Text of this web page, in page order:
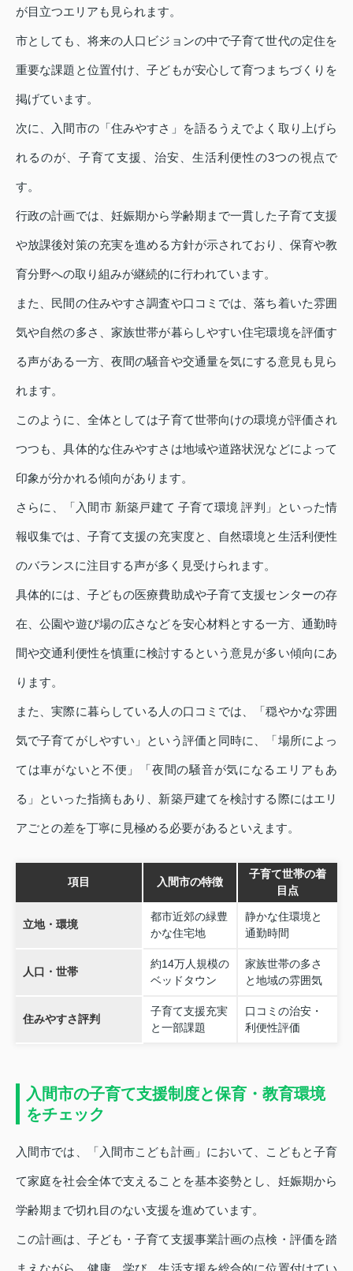
が目立つエリアも見られます。
市としても、将来の人口ビジョンの中で子育て世代の定住を
重要な課題と位置付け、子どもが安心して育つまちづくりを
掲げています。
次に、入間市の「住みやすさ」を語るうえでよく取り上げら
れるのが、子育て支援、治安、生活利便性の3つの視点で
す。
行政の計画では、妊娠期から学齢期まで一貫した子育て支援
や放課後対策の充実を進める方針が示されており、保育や教
育分野への取り組みが継続的に行われています。
また、民間の住みやすさ調査や口コミでは、落ち着いた雰囲
気や自然の多さ、家族世帯が暮らしやすい住宅環境を評価す
る声がある一方、夜間の騒音や交通量を気にする意見も見ら
れます。
このように、全体としては子育て世帯向けの環境が評価され
つつも、具体的な住みやすさは地域や道路状況などによって
印象が分かれる傾向があります。
さらに、「入間市 新築戸建て 子育て環境 評判」といった情
報収集では、子育て支援の充実度と、自然環境と生活利便性
のバランスに注目する声が多く見受けられます。
具体的には、子どもの医療費助成や子育て支援センターの存
在、公園や遊び場の広さなどを安心材料とする一方、通勤時
間や交通利便性を慎重に検討するという意見が多い傾向にあ
ります。
また、実際に暮らしている人の口コミでは、「穏やかな雰囲
気で子育てがしやすい」という評価と同時に、「場所によっ
ては車がないと不便」「夜間の騒音が気になるエリアもあ
る」といった指摘もあり、新築戸建てを検討する際にはエリ
アごとの差を丁寧に見極める必要があるといえます。
項目 入間市の特徴
子育て世帯の着
目点
立地・環境
都市近郊の緑豊
かな住宅地
静かな住環境と
通勤時間
人口・世帯
約14万人規模の
ベッドタウン
家族世帯の多さ
と地域の雰囲気
住みやすさ評判
子育て支援充実
と一部課題
口コミの治安・
利便性評価
入間市の子育て支援制度と保育・教育環境
をチェック
入間市では、「入間市こども計画」において、こどもと子育
て家庭を社会全体で支えることを基本姿勢とし、妊娠期から
学齢期まで切れ目のない支援を進めています。
この計画は、子ども・子育て支援事業計画の点検・評価を踏